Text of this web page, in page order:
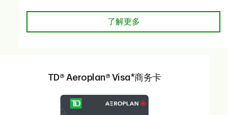
了解详情
了解更多
TD® Aeroplan® Visa*商务卡